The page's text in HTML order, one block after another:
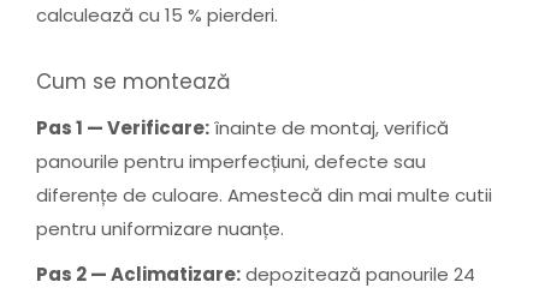
calculează cu 15 % pierderi.
Cum se montează
Pas 1 — Verificare:înainte de montaj, verifică
panourile pentru imperfecțiuni, defecte sau
diferențe de culoare. Amestecă din mai multe cutii
pentru uniformizare nuanțe.
Pas 2 — Aclimatizare:depozitează panourile 24